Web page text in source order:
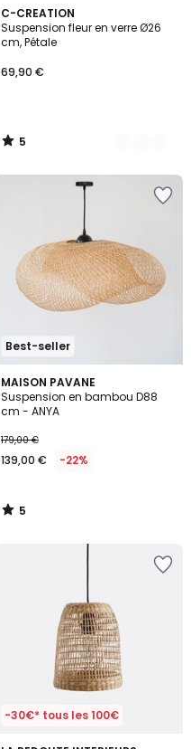
C-CREATION
Suspension fleur en verre Ø26
cm, Pétale
69,90 €
5
/
5
6
Couleurs
5
/
Best-seller
MAISON PAVANE
Suspension en bambou D88
cm - ANYA
179,00 €
139,00 € -22%
5
/
5
5
/
-30€* tous les 100€